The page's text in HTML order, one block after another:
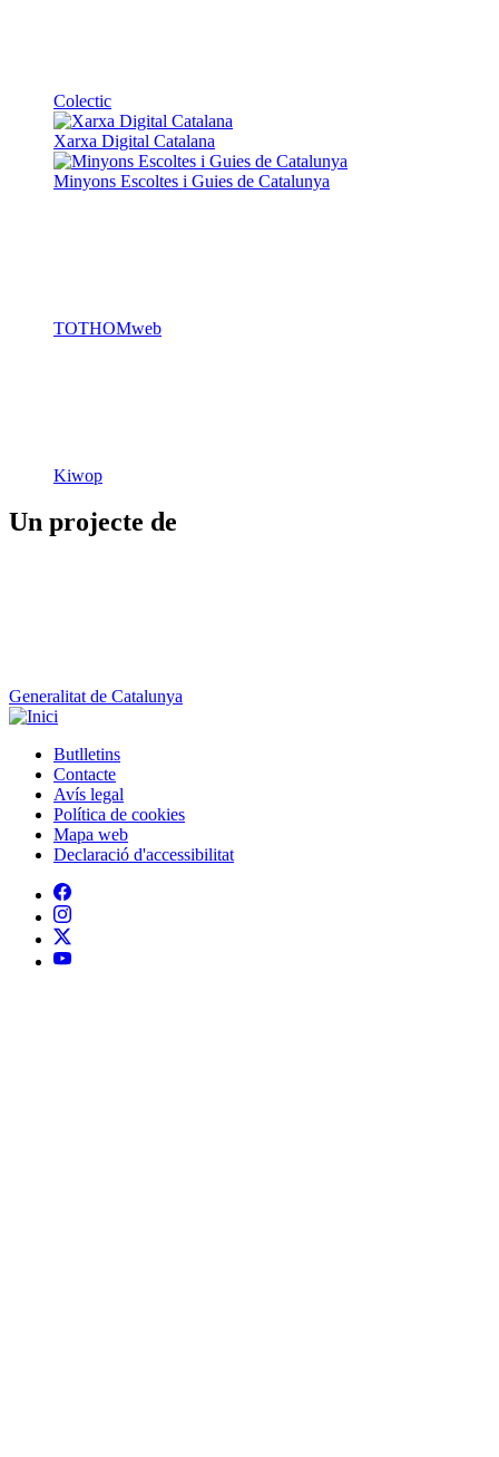
Colectic
Xarxa Digital Catalana
Minyons Escoltes i Guies de Catalunya
TOTHOMweb
Avís legal
Política de cookies
Mapa web
Declaració d'accessibilitat